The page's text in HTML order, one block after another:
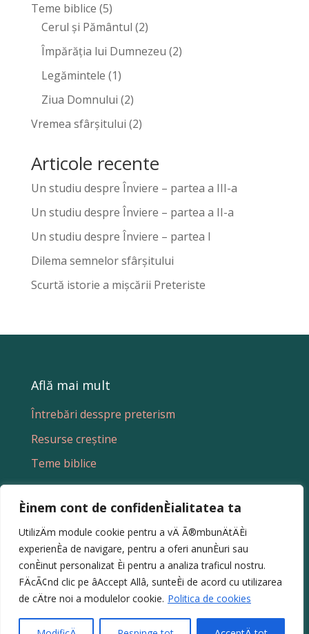
Èinem cont de confidenÈialitatea ta
UtilizÄm module cookie pentru a vÄ Ã®mbunÄtÄÈi
experienÈa de navigare, pentru a oferi anunÈuri sau
conÈinut personalizat Èi pentru a analiza traficul nostru.
FÄcÃ¢nd clic pe âAccept Allâ, sunteÈi de acord cu utilizarea
de cÄtre noi a modulelor cookie. Politica de cookies
Teme biblice (5)
Cerul și Pământul (2)
Împărăția lui Dumnezeu (2)
Legămintele (1)
Ziua Domnului (2)
Vremea sfârșitului (2)
Articole recente
Un studiu despre Înviere – partea a III-a
Un studiu despre Înviere – partea a II-a
Un studiu despre Înviere – partea I
Dilema semnelor sfârșitului
Scurtă istorie a mișcării Preteriste
Află mai mult
Întrebări desspre preterism
Resurse creștine
Teme biblice
Discută și împărtășește
© 2025 Iosif Dragomir | Toate drepturile
rezervate |Termeni și condiții|Politica de